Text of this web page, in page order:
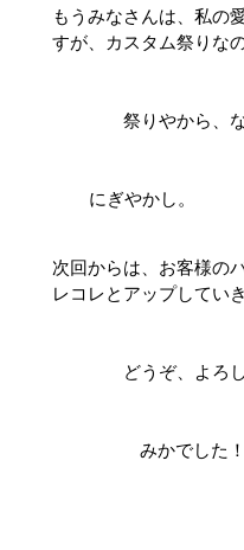
もうみなさんは、私の
すが、カスタム祭りな
祭りやから、
にぎやかし。
次回からは、お客様の
レコレとアップしてい
どうぞ、よろ
みかでした！